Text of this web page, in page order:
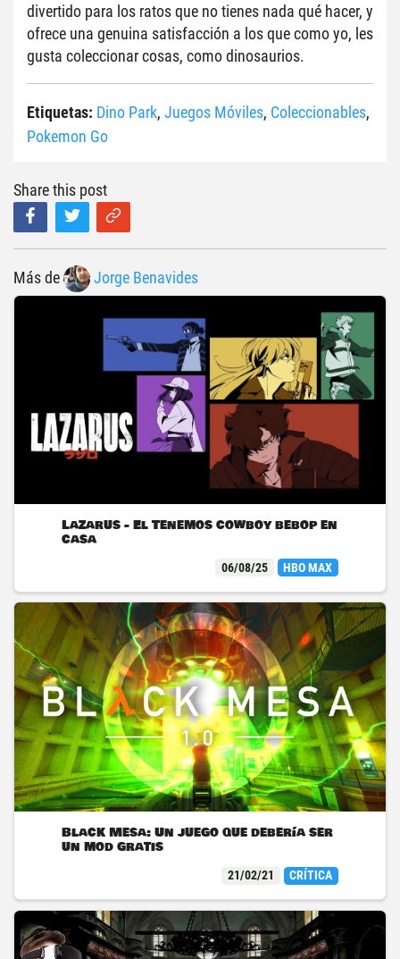
divertido para los ratos que no tienes nada qué hacer, y
ofrece una genuina satisfacción a los que como yo, les
gusta coleccionar cosas, como dinosaurios.
Etiquetas: Dino Park, Juegos Móviles, Coleccionables,
Pokemon Go
Share this post
Más de Jorge Benavides
Lazarus - El Tenemos cowboy bebop en
casa
06/08/25 HBO MAX
Black Mesa: Un juego que debería ser
un mod gratis
21/02/21 CRÍTICA